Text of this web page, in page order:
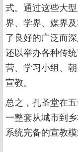
式。通过这些大
界、学界、媒界
了良好的广泛而
还以举办各种传
营、学习小组、
宣教。
总之，孔圣堂在
一整套从城市到
系统完备的宣教模